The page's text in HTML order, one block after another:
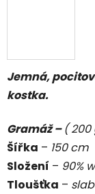
Jemná,
kostka.
Gramáž –(
Šířka – 150 cm
Složení – 90%
Tloušťka –